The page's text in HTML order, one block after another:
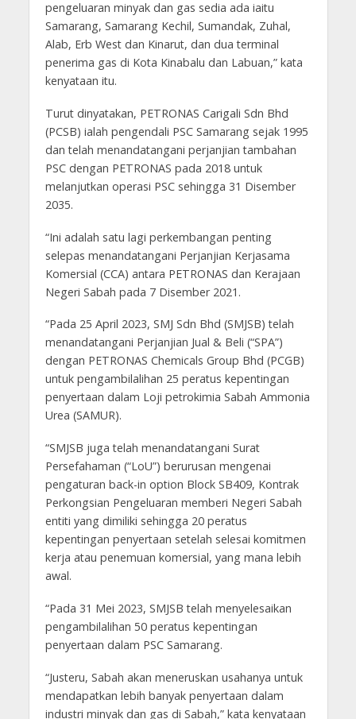
pengeluaran minyak dan gas sedia ada iaitu
Samarang, Samarang Kechil, Sumandak, Zuhal,
Alab, Erb West dan Kinarut, dan dua terminal
penerima gas di Kota Kinabalu dan Labuan,” kata
kenyataan itu.
Turut dinyatakan, PETRONAS Carigali Sdn Bhd
(PCSB) ialah pengendali PSC Samarang sejak 1995
dan telah menandatangani perjanjian tambahan
PSC dengan PETRONAS pada 2018 untuk
melanjutkan operasi PSC sehingga 31 Disember
2035.
“Ini adalah satu lagi perkembangan penting
selepas menandatangani Perjanjian Kerjasama
Komersial (CCA) antara PETRONAS dan Kerajaan
Negeri Sabah pada 7 Disember 2021.
“Pada 25 April 2023, SMJ Sdn Bhd (SMJSB) telah
menandatangani Perjanjian Jual & Beli (“SPA”)
dengan PETRONAS Chemicals Group Bhd (PCGB)
untuk pengambilalihan 25 peratus kepentingan
penyertaan dalam Loji petrokimia Sabah Ammonia
Urea (SAMUR).
“SMJSB juga telah menandatangani Surat
Persefahaman (“LoU”) berurusan mengenai
pengaturan back-in option Block SB409, Kontrak
Perkongsian Pengeluaran memberi Negeri Sabah
entiti yang dimiliki sehingga 20 peratus
kepentingan penyertaan setelah selesai komitmen
kerja atau penemuan komersial, yang mana lebih
awal.
“Pada 31 Mei 2023, SMJSB telah menyelesaikan
pengambilalihan 50 peratus kepentingan
penyertaan dalam PSC Samarang.
“Justeru, Sabah akan meneruskan usahanya untuk
mendapatkan lebih banyak penyertaan dalam
industri minyak dan gas di Sabah,” kata kenyataan